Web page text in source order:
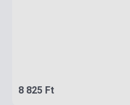
8 825 Ft